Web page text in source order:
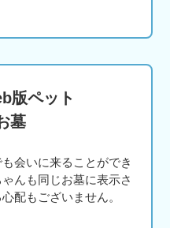
版ペット
墓
会いに来ることができ
んも同じお墓に表示さ
配もございません。